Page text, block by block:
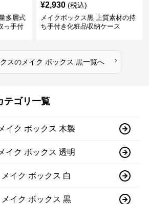
多層式
っ手付
¥2,930 (税込)
メイクボックス黒 上質素材の持
ち手付き化粧品収納ケース
スのメイク ボックス 黒一覧へ ›
テゴリ一覧
メイク ボックス 木製
メイク ボックス 透明
メイク ボックス 白
メイク ボックス 黒